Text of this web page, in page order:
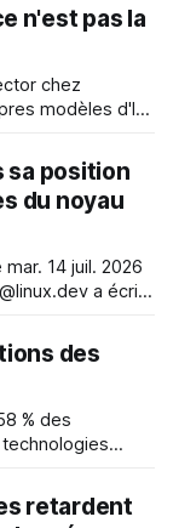
n'est pas la
chez
isolé (sandbox)
sur Hugging
sa position
du noyau
a écrit :
ne pas utiliser
des
% des
retardent